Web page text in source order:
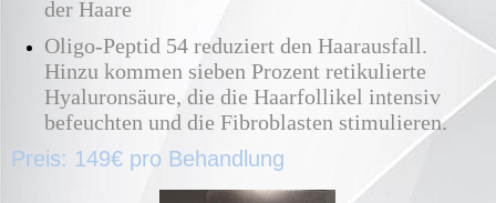
der Haare
Oligo-Peptid 54 reduziert den Haarausfall.
Hinzu kommen sieben Prozent retikulierte
Hyaluronsäure, die die Haarfollikel intensiv
befeuchten und die Fibroblasten stimulieren.
Preis: 149€ pro Behandlung